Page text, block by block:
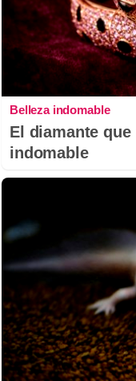
Belleza indomable
El diamante
indomable